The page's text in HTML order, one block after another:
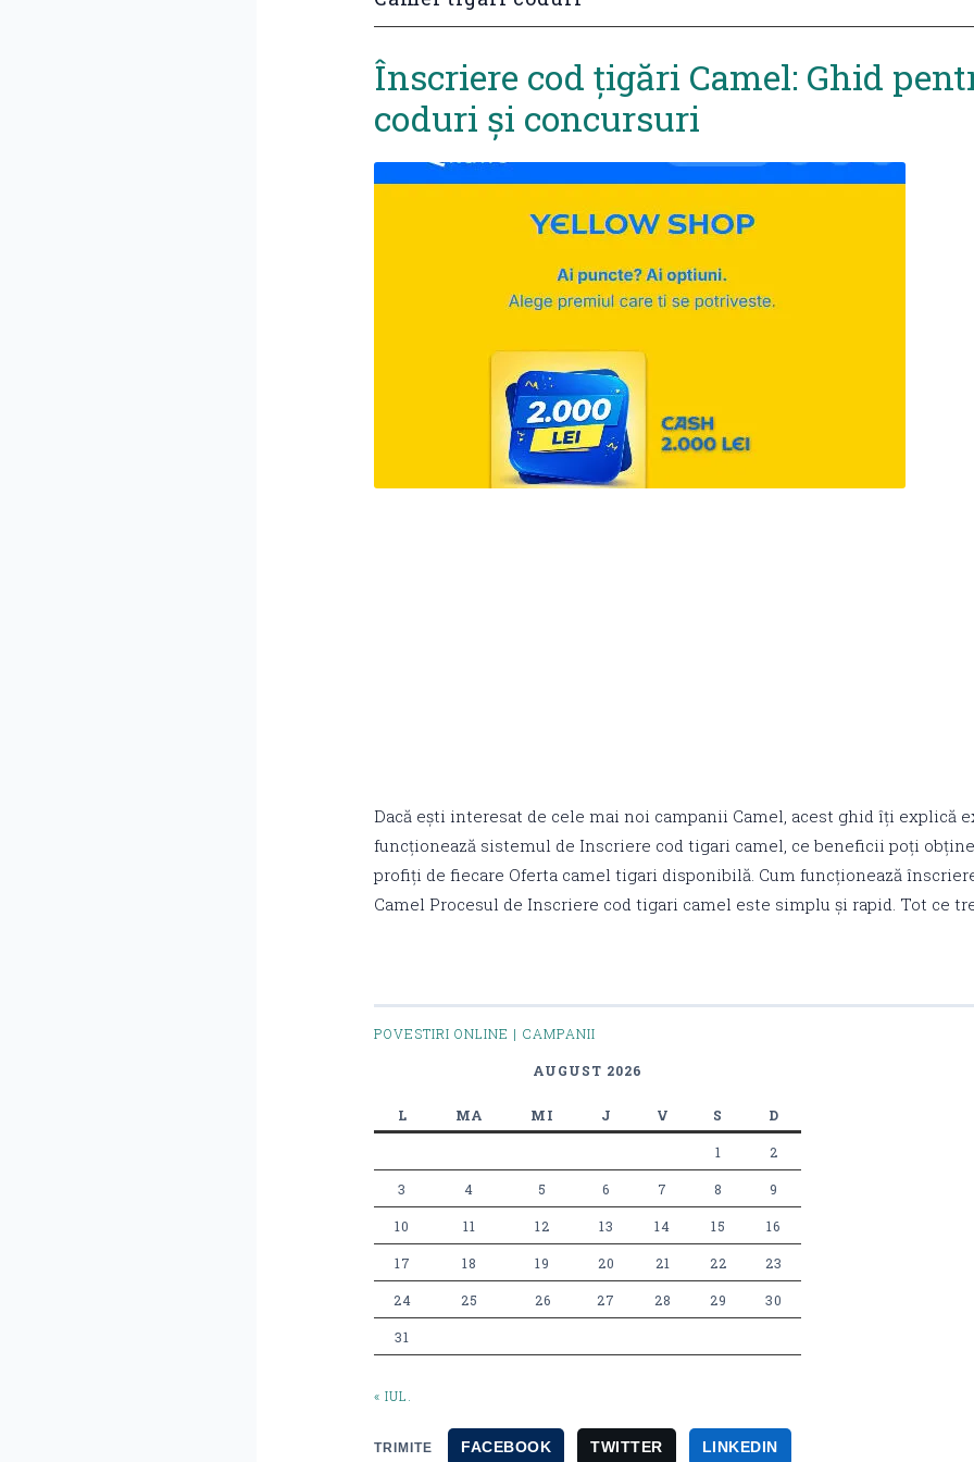
Înscriere cod țigări Camel: Ghid
coduri și concursuri
Dacă ești interesat de cele mai noi campanii Camel, acest ghid îți explică
funcționează sistemul de Inscriere cod tigari camel, ce beneficii poți
profiți de fiecare Oferta camel tigari disponibilă. Cum funcționează
Camel Procesul de Inscriere cod tigari camel este simplu și rapid. Tot ce
POVESTIRI ONLINE | CAMPANII
AUGUST 2026
L MA MI J V S D
1 2
3 4 5 6 7 8 9
10 11 12 13 14 15 16
17 18 19 20 21 22 23
24 25 26 27 28 29 30
31
« IUL.
TRIMITE FACEBOOK TWITTER LINKEDIN